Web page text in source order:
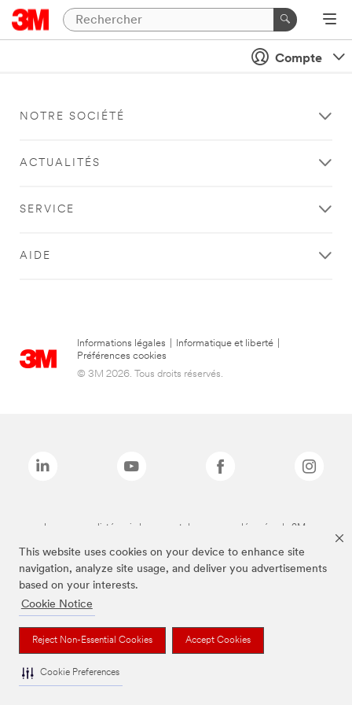
This website uses cookies on your device to enhance site
navigation, analyze site usage, and deliver you advertisements
based on your interests.
Cookie Notice
Reject Non-Essential Cookies Accept Cookies
Cookie Preferences
Compte
NOTRE SOCIÉTÉ
ACTUALITÉS
SERVICE
AIDE
Informations légales Informatique et liberté
Préférences cookies
© 3M 2026. Tous droits réservés.
Les marques listées ci-dessus sont des marques déposées de 3M.